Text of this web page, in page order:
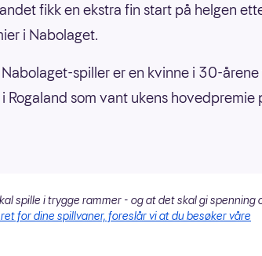
fikk en ekstra fin start på helgen
i Nabolaget.
spiller er en kvinne i 30-årene
Rogaland som vant ukens hovedpremie
spille i trygge rammer - og at det skal gi spenning
for dine spillvaner, foreslår vi at du besøker våre